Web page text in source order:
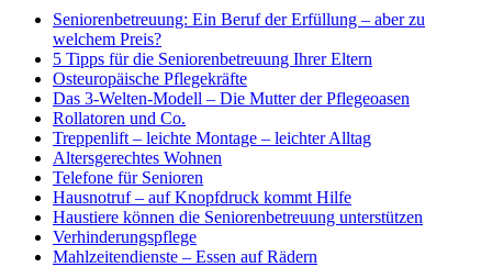
Seniorenbetreuung: Ein Beruf der Erfüllung – aber zu
welchem Preis?
5 Tipps für die Seniorenbetreuung Ihrer Eltern
Osteuropäische Pflegekräfte
Das 3-Welten-Modell – Die Mutter der Pflegeoasen
Rollatoren und Co.
Treppenlift – leichte Montage – leichter Alltag
Altersgerechtes Wohnen
Telefone für Senioren
Hausnotruf – auf Knopfdruck kommt Hilfe
Haustiere können die Seniorenbetreuung unterstützen
Verhinderungspflege
Mahlzeitendienste – Essen auf Rädern